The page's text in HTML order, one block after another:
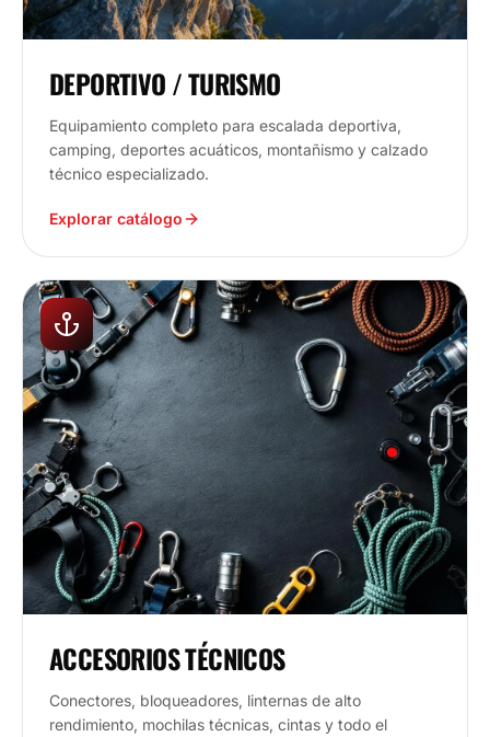
DEPORTIVO / TURISMO
Equipamiento completo para escalada deportiva,
camping, deportes acuáticos, montañismo y calzado
técnico especializado.
Explorar catálogo
ACCESORIOS TÉCNICOS
Conectores, bloqueadores, linternas de alto
rendimiento, mochilas técnicas, cintas y todo el